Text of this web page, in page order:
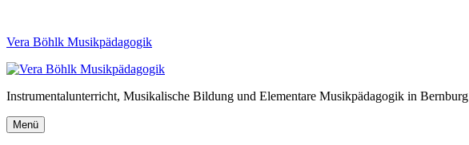
Vera Böhlk Musikpädagogik
Instrumentalunterricht, Musikalische Bildung und Elementare Musikpädagogik in Bernburg
Menü